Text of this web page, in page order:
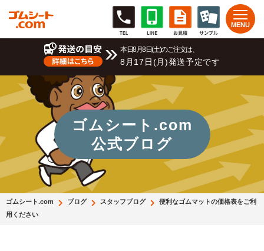
本日8月8日(土)のご注文は、
8月17日(月)発送予定です
ゴムシート.com
公式ブログ
ゴムシート.com ブログ スタッフブログ
便利なゴムマットの価格表をご利
用ください